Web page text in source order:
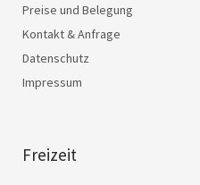
Preise und Belegung
Kontakt & Anfrage
Datenschutz
Impressum
Freizeit